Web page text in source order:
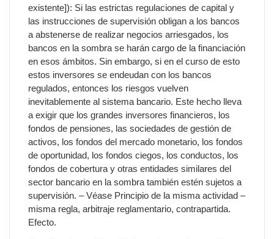
existente]): Si las estrictas regulaciones de capital y
las instrucciones de supervisión obligan a los bancos
a abstenerse de realizar negocios arriesgados, los
bancos en la sombra se harán cargo de la financiación
en esos ámbitos. Sin embargo, si en el curso de esto
estos inversores se endeudan con los bancos
regulados, entonces los riesgos vuelven
inevitablemente al sistema bancario. Este hecho lleva
a exigir que los grandes inversores financieros, los
fondos de pensiones, las sociedades de gestión de
activos, los fondos del mercado monetario, los fondos
de oportunidad, los fondos ciegos, los conductos, los
fondos de cobertura y otras entidades similares del
sector bancario en la sombra también estén sujetos a
supervisión. – Véase Principio de la misma actividad –
misma regla, arbitraje reglamentario, contrapartida.
Efecto.